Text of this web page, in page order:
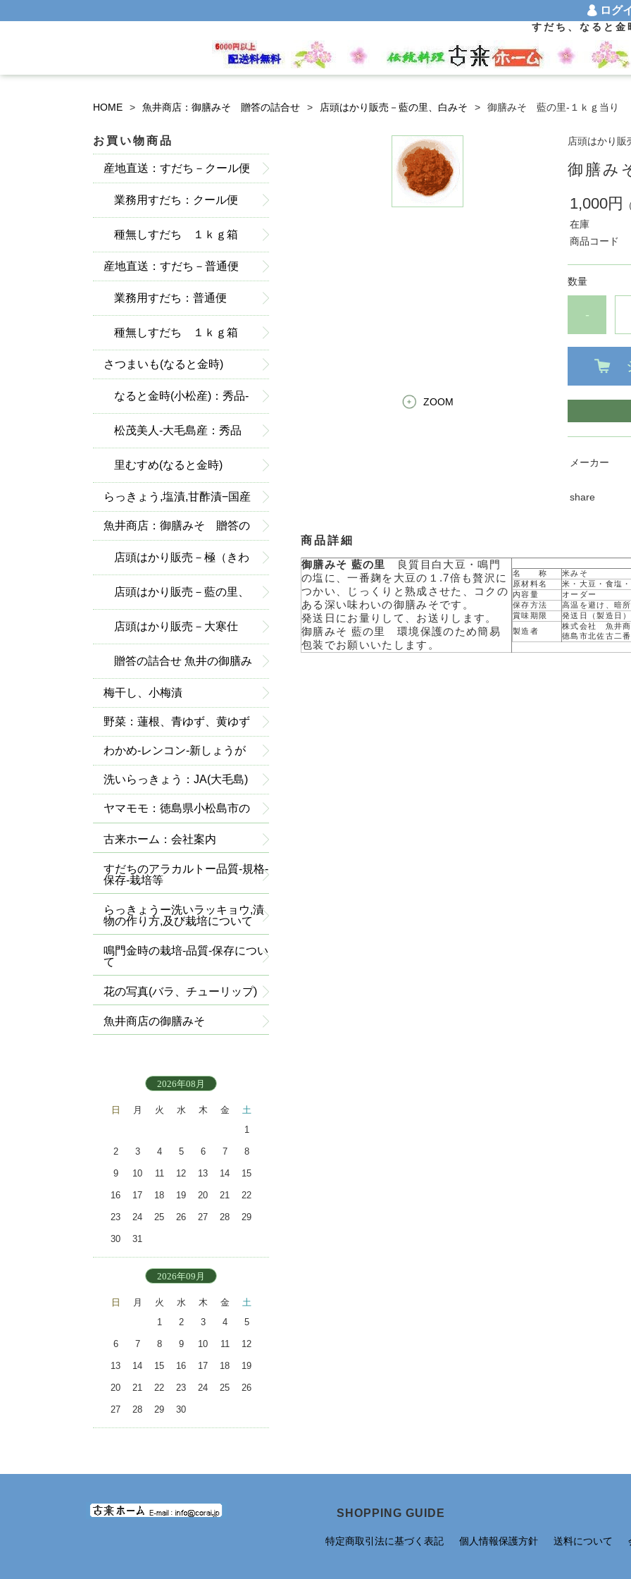
ロ
すだち、なると
HOME 魚井商店：御膳みそ 贈答の詰合せ 店頭はかり販売－藍の里、白みそ 御膳みそ 藍の里-１ｋｇ当り
ZOOM
店頭はかり販
御膳み
1,000円
在庫
商品コード
数量
-
メーカー
share
商品詳細
御膳みそ 藍の里
良質目白大豆・鳴門
の塩に、一番麹を大豆の１.7倍も贅沢に
つかい、じっくりと熟成させた、コクの
ある深い味わいの御膳みそです。
発送日にお量りして、お送りします。
御膳みそ 藍の里 環境保護のため簡易
包装でお願いいたします。
名 称
米みそ
原材料名
米・大豆・食塩
内容量
オーダー
保存方法
高温を避け、暗
賞味期限
発送日（製造日
製造者
株式会社 魚井
徳島市北佐古二
お買い物商品
産地直送：すだち－クール便
業務用すだち：クール便
種無しすだち １ｋｇ箱
入：クール便
産地直送：すだち－普通便
業務用すだち：普通便
種無しすだち １ｋｇ箱
入：普通便
さつまいも(なると金時)
なると金時(小松産)：秀品-
優品
松茂美人-大毛島産：秀品
里むすめ(なると金時)
らっきょう,塩漬,甘酢漬−国産
(鳴門産)
魚井商店：御膳みそ 贈答の
詰合せ
店頭はかり販売－極（きわ
み）御膳みそ
店頭はかり販売－藍の里、
白みそ
店頭はかり販売－大寒仕
込、昆布みそ 大寒二年込み-
１ｋｇ当り
贈答の詰合せ 魚井の御膳み
そ
梅干し、小梅漬
野菜：蓮根、青ゆず、黄ゆず
わかめ-レンコン-新しょうが
洗いらっきょう：JA(大毛島)
－有機栽培(無農薬)
ヤマモモ：徳島県小松島市の
特産品です
古来ホーム：会社案内
すだちのアラカルトー品質-規格-
保存-栽培等
らっきょうー洗いラッキョウ,漬
物の作り方,及び栽培について
鳴門金時の栽培-品質-保存につい
て
花の写真(バラ、チューリップ)
魚井商店の御膳みそ
2026年08月
日 月 火 水 木 金
土
1
2 3 4 5 6 7 8
9 10 11 12 13 14 15
16 17 18 19 20 21 22
23 24 25 26 27 28 29
30 31
2026年09月
日 月 火 水 木 金
土
1
2 3 4 5
6 7 8 9 10 11 12
13 14 15 16 17 18 19
20 21 22 23 24 25 26
27 28 29 30
SHOPPING GUIDE
特定商取引法に基づく表記 個人情報保護方針 送料について